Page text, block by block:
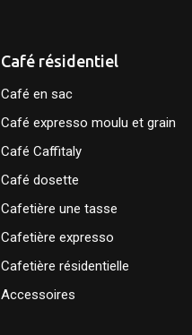
Café résidentiel
Café en sac
Café expresso moulu et grain
Café Caffitaly
Café dosette
Cafetière une tasse
Cafetière expresso
Cafetière résidentielle
Accessoires